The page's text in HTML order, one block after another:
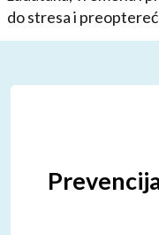
do stresa i